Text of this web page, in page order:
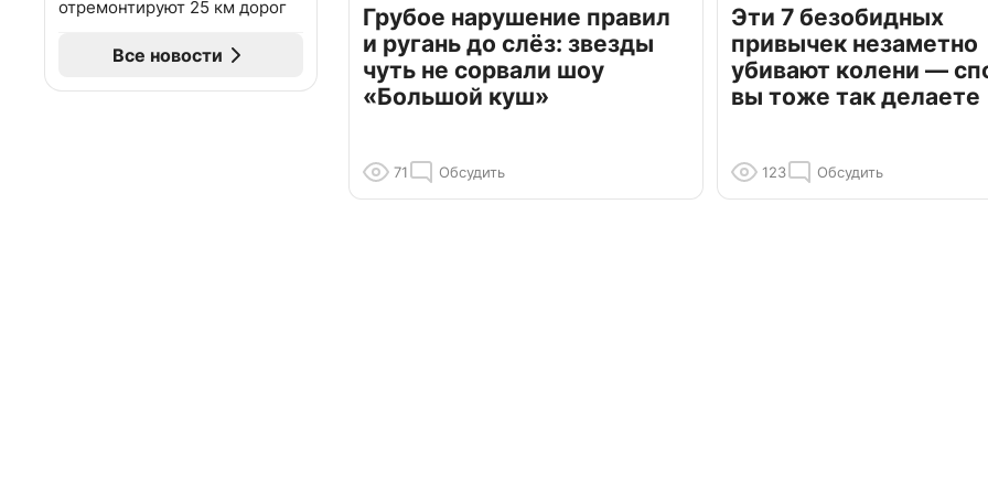
отремонтируют 25 км дорог
Все новости
Грубое нарушение правил
и ругань до слёз: звезды
чуть не сорвали шоу
«Большой куш»
71 Обсудить
Эти 7 безобидных
привычек незаметно
убивают колени —
вы тоже так делаете
123 Обсудить